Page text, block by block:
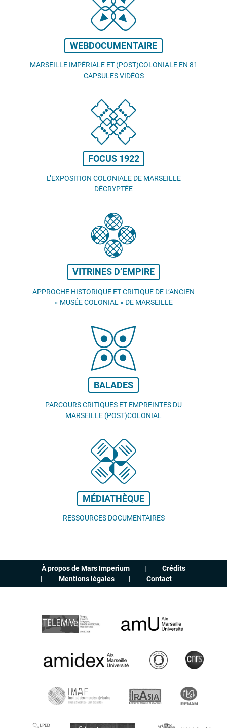
WEBDOCUMENTAIRE
MARSEILLE IMPÉRIALE ET (POST)COLONIALE EN 81
CAPSULES VIDÉOS
FOCUS 1922
L’EXPOSITION COLONIALE DE MARSEILLE
DÉCRYPTÉE
VITRINES D’EMPIRE
APPROCHE HISTORIQUE ET CRITIQUE DE L’ANCIEN
« MUSÉE COLONIAL » DE MARSEILLE
BALADES
PARCOURS CRITIQUES ET EMPREINTES DU
MARSEILLE (POST)COLONIAL
MÉDIATHÈQUE
RESSOURCES DOCUMENTAIRES
À propos de Mars Imperium
Crédits
Mentions légales
Contact